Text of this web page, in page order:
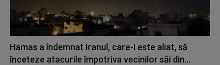
Hamas a îndemnat Iranul, care-i este aliat, să
înceteze atacurile împotriva vecinilor săi din...